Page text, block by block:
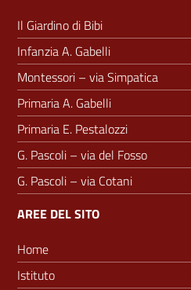
Il Giardino di Bibi
Infanzia A. Gabelli
Montessori – via Simpatica
Primaria A. Gabelli
Primaria E. Pestalozzi
G. Pascoli – via del Fosso
G. Pascoli – via Cotani
AREE DEL SITO
Home
Istituto